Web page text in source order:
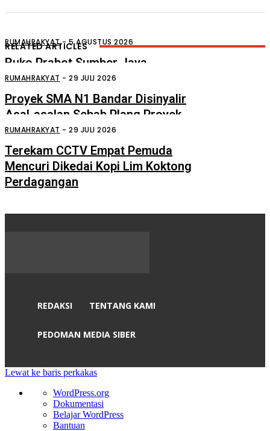
RELATED ARTICLES
RUMAHRAKYAT - 5 AGUSTUS 2026
Ruko Prabot Sumber Jaya
Perdagangan Terbakar
RUMAHRAKYAT - 29 JULI 2026
Proyek SMA N1 Bandar Disinyalir
Asal-asalan Sebab Plang Proyek
Ditempel Tersembunyi
RUMAHRAKYAT - 29 JULI 2026
Terekam CCTV Empat Pemuda
Mencuri Dikedai Kopi Lim Koktong
Perdagangan
REDAKSI TENTANG KAMI
PEDOMAN MEDIA SIBER
Lewat ke baris perkakas
Tentang
WordPress
WordPress.org
Dokumentasi
Belajar WordPress
Bantuan